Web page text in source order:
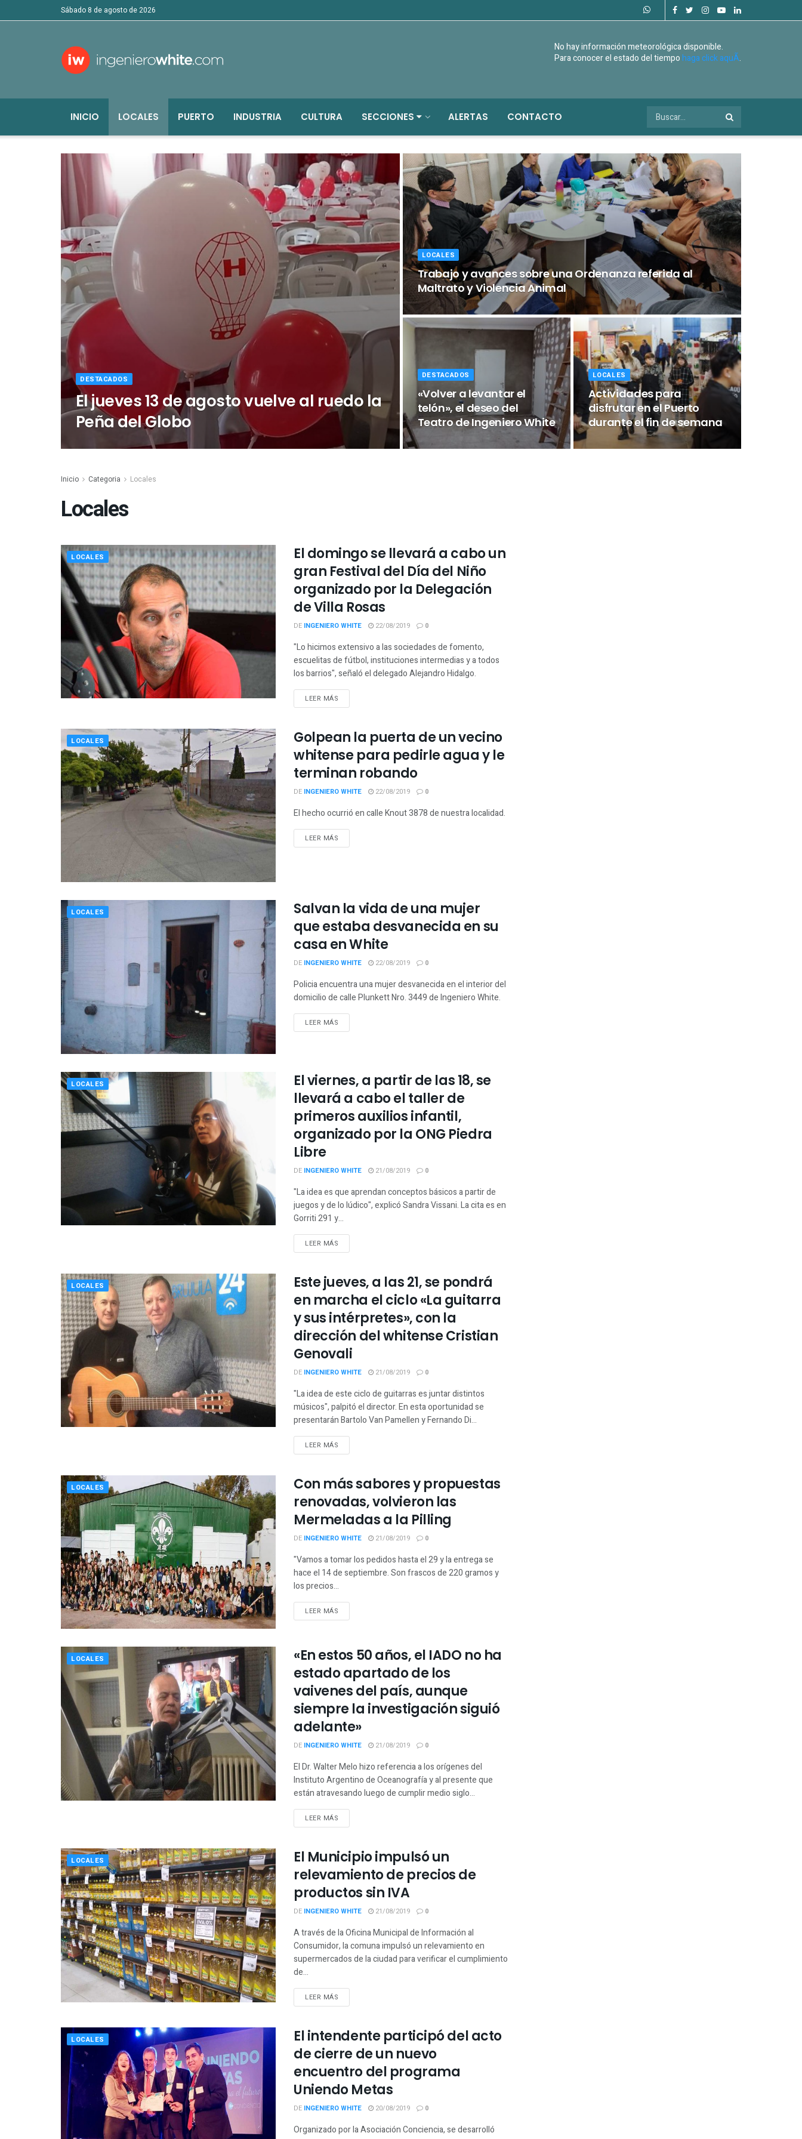
sábado 8 de agosto de 2026
No hay información meteorológica disponible.
Para conocer el estado del tiempohaga click aquÃ­.
INICIO LOCALES PUERTO INDUSTRIA CULTURA SECCIONES ALERTAS CONTACTO
DESTACADOS
El jueves 13 de agosto vuelve al ruedo la
Peña del Globo
LOCALES
Trabajo y avances sobre una Ordenanza referida al
Maltrato y Violencia Animal
DESTACADOS
«Volver a levantar el
telón», el deseo del
Teatro de Ingeniero White
LOCALES
Actividades para
disfrutar en el Puerto
durante el fin de semana
Inicio Categoria Locales
Locales
LOCALES
El domingo se llevará a cabo un
gran Festival del Día del Niño
organizado por la Delegación
de Villa Rosas
DE INGENIERO WHITE 22/08/2019 0
"Lo hicimos extensivo a las sociedades de fomento,
escuelitas de fútbol, instituciones intermedias y a todos
los barrios", señaló el delegado Alejandro Hidalgo.
LEER MÁS
LOCALES
Golpean la puerta de un vecino
whitense para pedirle agua y le
terminan robando
DE INGENIERO WHITE 22/08/2019 0
El hecho ocurrió en calle Knout 3878 de nuestra localidad.
LEER MÁS
LOCALES
Salvan la vida de una mujer
que estaba desvanecida en su
casa en White
DE INGENIERO WHITE 22/08/2019 0
Policia encuentra una mujer desvanecida en el interior del
domicilio de calle Plunkett Nro. 3449 de Ingeniero White.
LEER MÁS
LOCALES
El viernes, a partir de las 18, se
llevará a cabo el taller de
primeros auxilios infantil,
organizado por la ONG Piedra
Libre
DE INGENIERO WHITE 21/08/2019 0
"La idea es que aprendan conceptos básicos a partir de
juegos y de lo lúdico", explicó Sandra Vissani. La cita es en
Gorriti 291 y...
LEER MÁS
LOCALES
Este jueves, a las 21, se pondrá
en marcha el ciclo «La guitarra
y sus intérpretes», con la
dirección del whitense Cristian
Genovali
DE INGENIERO WHITE 21/08/2019 0
"La idea de este ciclo de guitarras es juntar distintos
músicos", palpitó el director. En esta oportunidad se
presentarán Bartolo Van Pamellen y Fernando Di...
LEER MÁS
LOCALES
Con más sabores y propuestas
renovadas, volvieron las
Mermeladas a la Pilling
DE INGENIERO WHITE 21/08/2019 0
"Vamos a tomar los pedidos hasta el 29 y la entrega se
hace el 14 de septiembre. Son frascos de 220 gramos y
los precios...
LEER MÁS
LOCALES
«En estos 50 años, el IADO no ha
estado apartado de los
vaivenes del país, aunque
siempre la investigación siguió
adelante»
DE INGENIERO WHITE 21/08/2019 0
El Dr. Walter Melo hizo referencia a los orígenes del
Instituto Argentino de Oceanografía y al presente que
están atravesando luego de cumplir medio siglo...
LEER MÁS
LOCALES
El Municipio impulsó un
relevamiento de precios de
productos sin IVA
DE INGENIERO WHITE 21/08/2019 0
A través de la Oficina Municipal de Información al
Consumidor, la comuna impulsó un relevamiento en
supermercados de la ciudad para verificar el cumplimiento
de...
LEER MÁS
LOCALES
El intendente participó del acto
de cierre de un nuevo
encuentro del programa
Uniendo Metas
DE INGENIERO WHITE 20/08/2019 0
Organizado por la Asociación Conciencia, se desarrolló